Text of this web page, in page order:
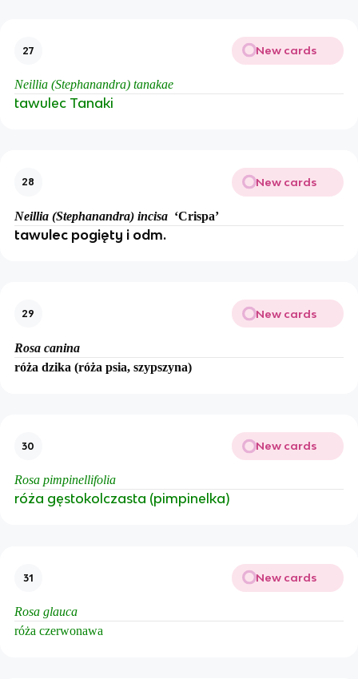
27 New cards
Neillia (Stephanandra) tanakae
tawulec Tanaki
28 New cards
Neillia (Stephanandra) incisa ‘Crispa’
tawulec pogięty i odm.
29 New cards
Rosa canina
róża dzika (róża psia, szypszyna)
30 New cards
Rosa pimpinellifolia
róża gęstokolczasta (pimpinelka)
31 New cards
Rosa glauca
róża czerwonawa